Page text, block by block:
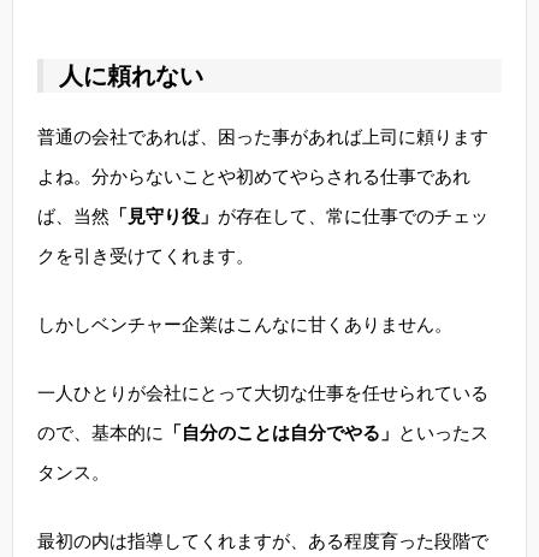
人に頼れない
普通の会社であれば、困った事があれば上司に頼ります
よね。分からないことや初めてやらされる仕事であれ
ば、当然 「見守り役」 が存在して、常に仕事でのチェッ
クを引き受けてくれます。
しかしベンチャー企業はこんなに甘くありません。
一人ひとりが会社にとって大切な仕事を任せられている
ので、基本的に
「自分のことは自分でやる」 といったス
タンス。
最初の内は指導してくれますが、ある程度育った段階で